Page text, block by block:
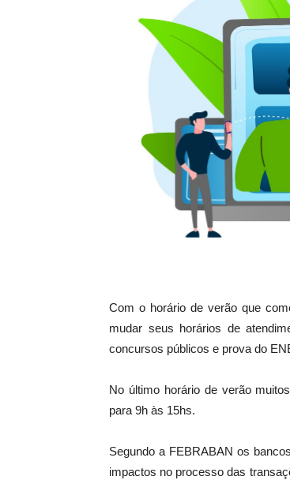
Com o horário de verão que
mudar seus horários de
concursos públicos e prova do
No último horário de verão
para 9h às 15hs.
Segundo a FEBRABAN os
impactos no processo das